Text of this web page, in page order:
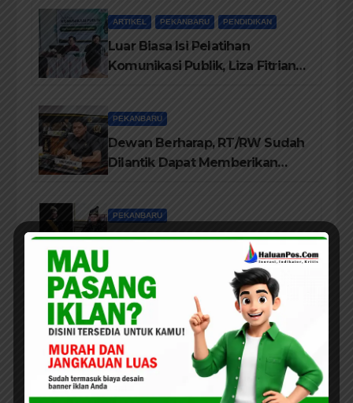
ARTIKEL PEKANBARU PENDIDIKAN
Luar Biasa Isi Pelatihan
Komunikasi Publik, Liza Fitriani
PEKANBARU
Dewan Berharap, RT/RW Sudah
Dilantik Dapat Memberikan
PEKANBARU
Jajaran Pengurus LAMR Kota
Pekanbaru Ucapkan Tahniah
Hari Jadi Provinsi Riau Ke-69
Tahun
PEKANBARU
Wali Kota Agung Nugroho
Dorong Semangat Green City
Dalam IMT-GT di Pekanbaru